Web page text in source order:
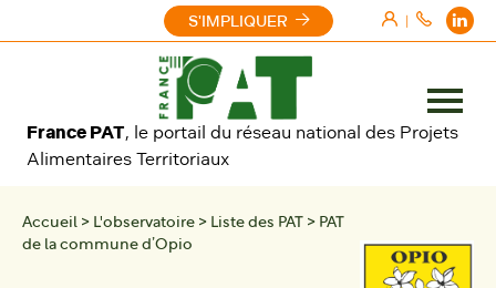
|
France PAT, le portail du réseau national des Projets
Alimentaires Territoriaux
S'IMPLIQUER
Ouvrir
le
Accueil > L'observatoire > Liste des PAT > PAT
de la commune d’Opio